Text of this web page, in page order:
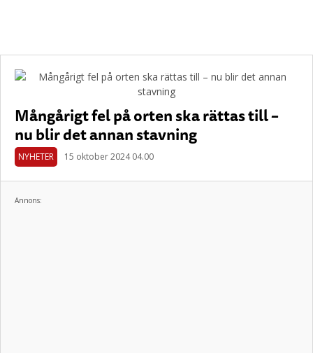
Mångårigt fel på orten ska rättas till –
nu blir det annan stavning
NYHETER 15 oktober 2024 04.00
Annons: